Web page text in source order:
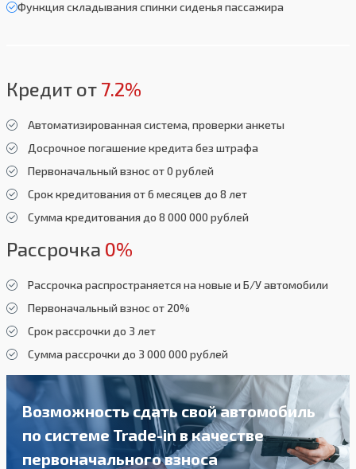
Функция складывания спинки сиденья пассажира
Кредит от 7.2%
Автоматизированная система, проверки анкеты
Досрочное погашение кредита без штрафа
Первоначальный взнос от 0 рублей
Срок кредитования от 6 месяцев до 8 лет
Сумма кредитования до 8 000 000 рублей
Рассрочка 0%
Рассрочка распространяется на новые и Б/У автомобили
Первоначальный взнос от 20%
Срок рассрочки до 3 лет
Сумма рассрочки до 3 000 000 рублей
Возможность сдать свой автомобиль
по системе Trade-in в качестве
первоначального взноса